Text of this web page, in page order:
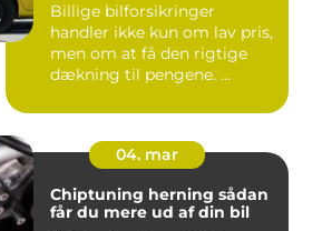
Billige bilforsikringer
handler ikke kun om lav pris,
men om at få den rigtige
dækning til pengene. ...
04. mar
Chiptuning herning sådan
får du mere ud af din bil